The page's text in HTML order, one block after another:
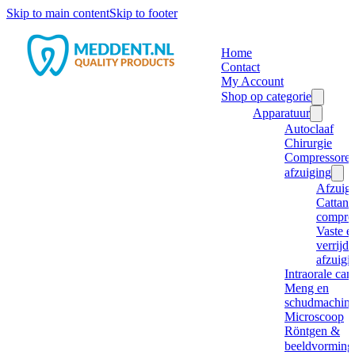
Skip to main contentSkip to footer
Home
Contact
My Account
Shop op categorie
Apparatuur
Autoclaaf
Chirurgie
afzuiging
Cattani
Vaste
Intraorale
Meng en
Microscoop
Röntgen &
beeldvorming